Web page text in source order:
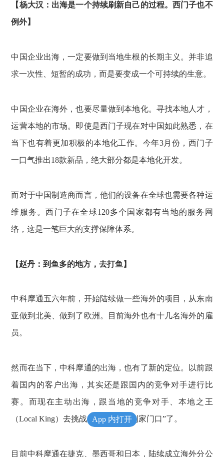
【杨大汉：出海是一个持续刷新自己的过程。西门子也不
例外】
中国企业出海，一定要做到当地生根的长期主义。并非追
求一次性、短暂的成功，而是要变成一个可持续的生意。
中国企业在海外，也要尽量做到本地化。寻找本地人才，
运营本地的市场。即使是西门子现在对中国如此熟悉，在
当下也有着更加积极的本地化工作。今年3月份，西门子
一口气推出18款新品，绝大部分都是本地化开发。
而对于中国制造商而言，他们的设备在全球也需要各种运
维服务。西门子在全球120多个国家都有当地的服务网
络，这是一笔巨大的支撑保障体系。
【赵丹：到鱼多的地方，去打鱼】
中科摩通五六年前，开始陆续做一些海外的项目，从东南
亚做到北美、做到了欧洲。目前海外也有十几名海外的雇
员。
然而在当下，中科摩通的出海，也有了新的定位。以前跟
着国内的客户出海，其实还是跟国内的竞争对手进行比
赛。而现在主动出海，跟当地的竞争对手、本地之王
（Local King）去挑战。也就是“打到家门口”了。
目前中科摩通在捷克、墨西哥和日本，陆续成立海外分公
App 内打开